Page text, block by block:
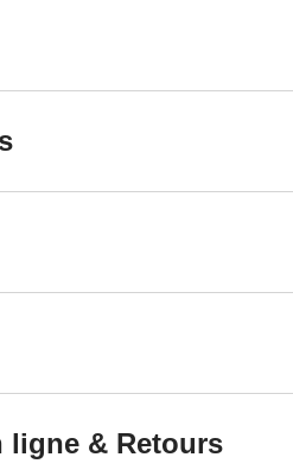
ligne & Retours